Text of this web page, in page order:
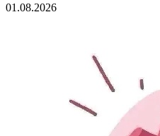
01.08.2026